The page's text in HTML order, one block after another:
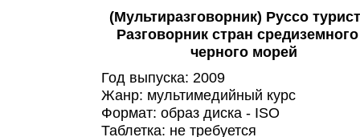
(Мультиразговорник) Руссо
Разговорник стран
черного морей
Год выпуска: 2009
Жанр: мультимедийный курс
Формат: образ диска - ISO
Таблетка: не требуется